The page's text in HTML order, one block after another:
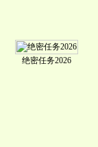
绝密任务2026